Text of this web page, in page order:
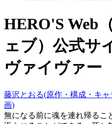
HERO'S Web
ェブ）公式サ
ヴァイヴァー
藤沢とおる(原作・構成・キ
画)
無になる前に魂を連れ帰るこ